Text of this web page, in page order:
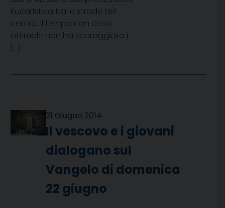
Eucaristica tra le strade del
centro. Il tempo non certo
ottimale non ha scoraggiato i
[…]
21 Giugno 2014
Il vescovo e i giovani
dialogano sul
Vangelo di domenica
22 giugno